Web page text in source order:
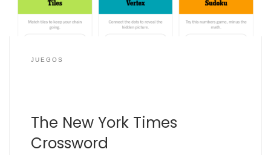
JUEGOS
The New York Times
Crossword